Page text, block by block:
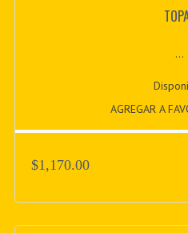
...
AGREGAR A
$1,170.00